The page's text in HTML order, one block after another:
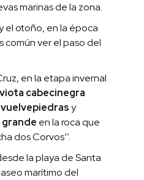
marinas de la zona.
el otoño, en la época
común ver el paso del
en la etapa invernal
cabecinegra
vuelvepiedrasy
en la roca que
dos Corvos’’.
la playa de Santa
marítimo del